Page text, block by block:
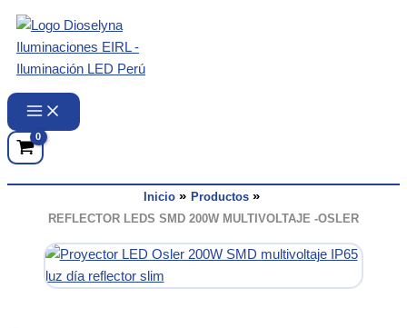
contenido
Inicio
Productos
REFLECTOR LEDS SMD 200W MULTIVOLTAJE -OSLER